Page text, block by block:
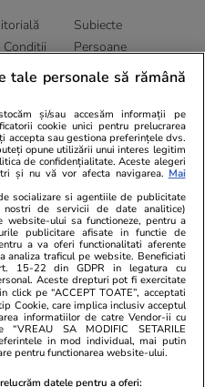
Conditii
Subiecte
Persoane
Sitemap
Locuri de muncă
Imobiliare.ro
Jobradar24
Imoradar24
Colecții Libertatea
ONJN nr. 821/25.09.2025.
interzise minorilor.
drepturile rezervate
tale personale să rămână
și/sau accesăm informații pe
cookie unici pentru prelucrarea
accepta sau gestiona preferințele dvs.
opune utilizării unui interes legitim
de confidențialitate. Aceste alegeri
și nu vă vor afecta navigarea. Mai
socializare si agentiile de publicitate
nostri de servicii de date analitice)
website-ului sa functioneze, pentru a
publicitare afisate in functie de
a va oferi functionalitati aferente
analiza traficul pe website. Beneficiati
15-22 din GDPR in legatura cu
Aceste drepturi pot fi exercitate
click pe “ACCEPT TOATE”, acceptati
Cookie, care implica inclusiv acceptul
informatiilor de catre Vendor-ii cu
SA MODIFIC SETARILE
in mod individual, mai putin
pentru functionarea website-ului.
datele pentru a oferi: